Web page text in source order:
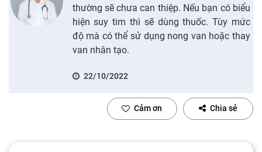
thường sẽ chưa can thiệp. Nếu bạn có biểu
hiện suy tim thì sẽ dùng thuốc. Tùy mức
độ mà có thể sử dụng nong van hoặc thay
van nhân tạo.
22/10/2022
Cảm ơn Chia sẻ